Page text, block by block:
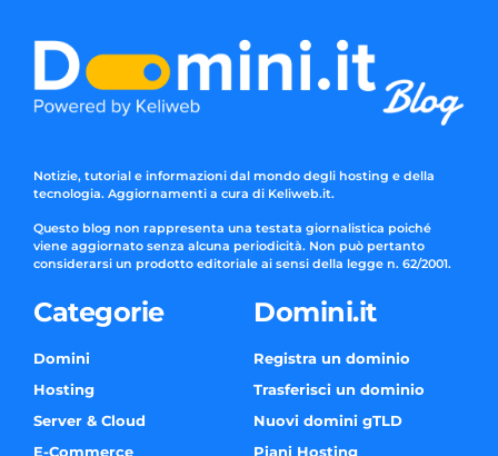
Notizie, tutorial e informazioni dal mondo degli hosting e della
tecnologia. Aggiornamenti a cura di Keliweb.it.
Questo blog non rappresenta una testata giornalistica poiché
viene aggiornato senza alcuna periodicità. Non può pertanto
considerarsi un prodotto editoriale ai sensi della legge n. 62/2001.
Categorie
Domini
Hosting
Server & Cloud
E-Commerce
Domini.it
Registra un dominio
Trasferisci un dominio
Nuovi domini gTLD
Piani Hosting